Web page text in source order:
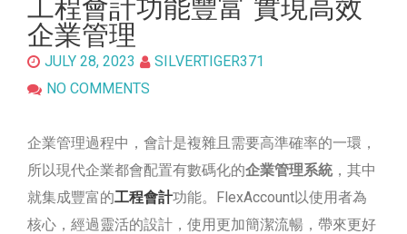
企業管理
JULY 28, 2023
SILVERTIGER371
NO COMMENTS
企業管理過程中，會計是複雜且需要高準確率的一環，
所以現代企業都會配置有數碼化的企業管理系統，其中
就集成豐富的工程會計功能。FlexAccount以使用者為
核心，經過靈活的設計，使用更加簡潔流暢，帶來更好